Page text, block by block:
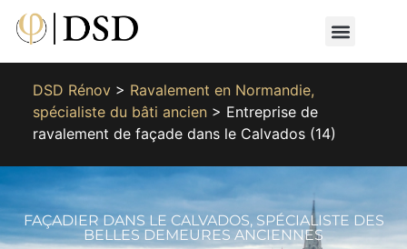
DSD Rénov> Ravalement en Normandie,
spécialiste du bâti ancien> Entreprise de
ravalement de façade dans le Calvados (14)
FAÇADIER DANS LE CALVADOS, SPÉCIALISTE DES
BELLES DEMEURES ANCIENNES